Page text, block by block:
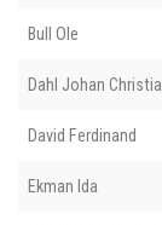
Bull Ole
Dahl Johan
David Ferdinand
Ekman Ida